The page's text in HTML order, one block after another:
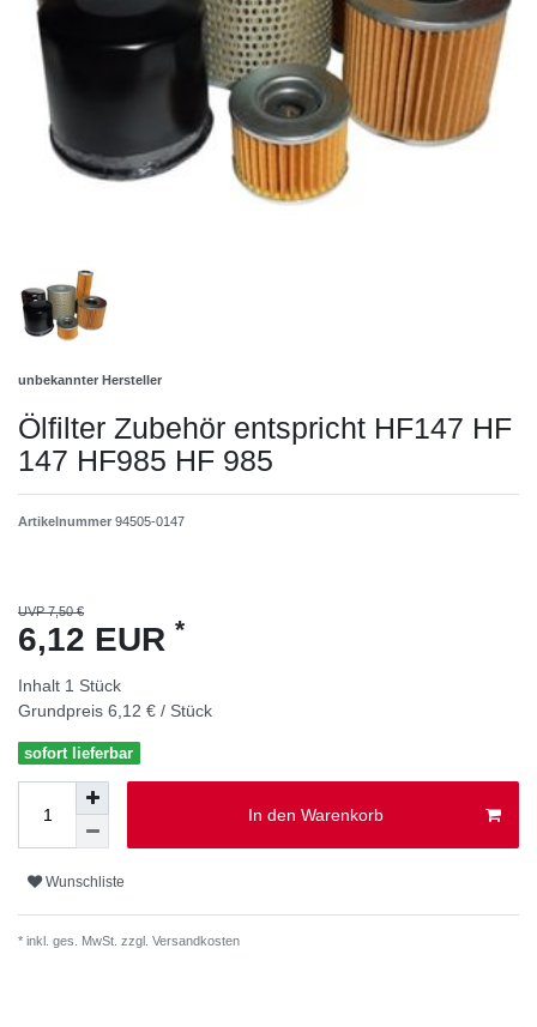
unbekannter Hersteller
Ölfilter Zubehör entspricht HF147 HF
147 HF985 HF 985
Artikelnummer 94505-0147
UVP 7,50 €
6,12 EUR *
Inhalt 1 Stück
Grundpreis 6,12 € / Stück
sofort lieferbar
In den Warenkorb
Wunschliste
* inkl. ges. MwSt. zzgl. Versandkosten